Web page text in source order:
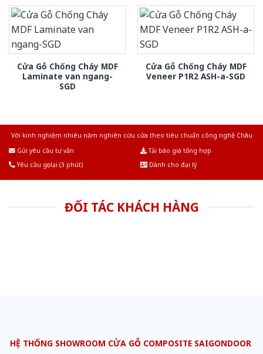
Cửa Gỗ Chống Cháy MDF
Laminate van ngang-
SGD
Cửa Gỗ Chống Cháy MDF
Veneer P1R2 ASH-a-SGD
Với kinh nghiệm nhiêu năm nghiên cứu cửa theo tiêu chuẩn công nghệ Châu
Gửi yêu cầu tư vấn
Tải báo giá tổng hợp
Yêu cầu gọi lại (3 phút)
Dành cho đại lý
ĐỐI TÁC KHÁCH HÀNG
HỆ THỐNG SHOWROOM CỬA GỖ COMPOSITE SAIGONDOOR